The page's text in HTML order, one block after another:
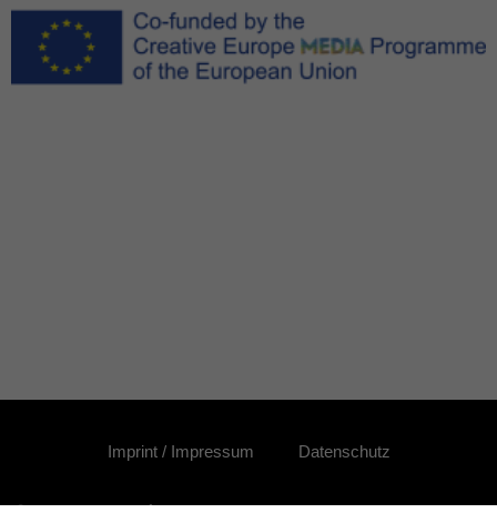
Imprint / Impressum Datenschutz